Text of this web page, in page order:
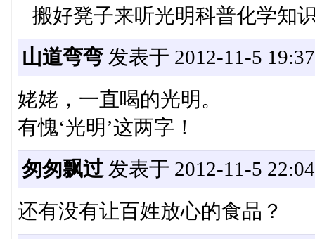
搬好凳子来听光明科普化学知
山道弯弯发表于 2012-11-5
姥姥，一直喝的光明。
有愧‘光明’这两字！
匆匆飘过发表于 2012-11-5
还有没有让百姓放心的食品？